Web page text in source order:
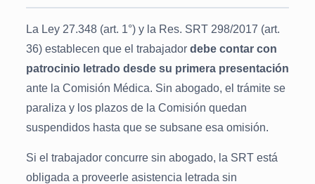
La Ley 27.348 (art. 1°) y la Res. SRT 298/2017 (art.
36) establecen que el trabajador debe contar con
patrocinio letrado desde su primera presentación
ante la Comisión Médica. Sin abogado, el trámite se
paraliza y los plazos de la Comisión quedan
suspendidos hasta que se subsane esa omisión.
Si el trabajador concurre sin abogado, la SRT está
obligada a proveerle asistencia letrada sin